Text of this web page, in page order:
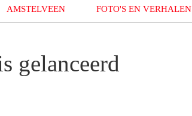
AMSTELVEEN FOTO'S EN VERHALEN
gelanceerd